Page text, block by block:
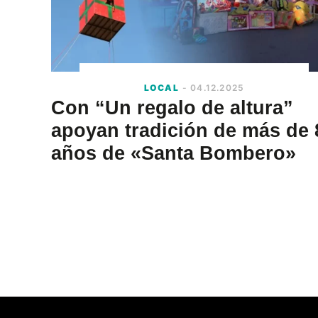
LOCAL - 04.12.2025
Con “Un regalo de altura”
apoyan tradición de más de
años de «Santa Bombero»